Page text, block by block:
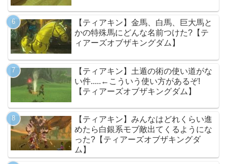
【ティアキン】金馬、白馬、巨大馬と
かの特殊馬にどんな名前つけた?【テ
ィアーズオブザキングダム】
【ティアキン】土遁の術の使い道がな
い件.....←こういう使い方があるぞ!
【ティアーズオブザキングダム】
【ティアキン】みんなはどれくらい進
めたら白銀系モブ敵出てくるようにな
った?【ティアーズオブザキングダ
ム】